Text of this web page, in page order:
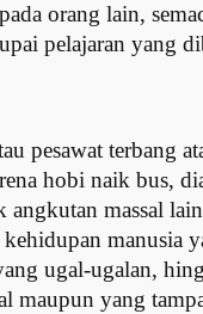
orang lain,
pelajaran yang
pesawat terbang
hobi naik bus,
massal
manusia
ugal-ugalan,
maupun yang